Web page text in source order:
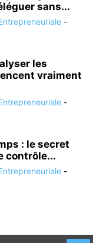
sans...
-
les
vraiment
-
: le secret
contrôle...
-